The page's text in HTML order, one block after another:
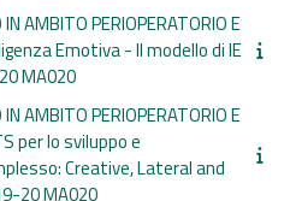
AMBITO PERIOPERATORIO E
Emotiva - Il modello di IE
MA020
AMBITO PERIOPERATORIO E
per lo sviluppo e
Creative, Lateral and
20 MA020